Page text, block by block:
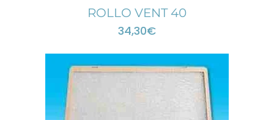
ROLLO VENT 40
34,30€